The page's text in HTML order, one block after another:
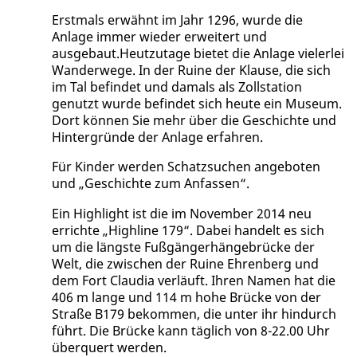
Erstmals erwähnt im Jahr 1296, wurde die
Anlage immer wieder erweitert und
ausgebaut.Heutzutage bietet die Anlage vielerlei
Wanderwege. In der Ruine der Klause, die sich
im Tal befindet und damals als Zollstation
genutzt wurde befindet sich heute ein Museum.
Dort können Sie mehr über die Geschichte und
Hintergründe der Anlage erfahren.
Für Kinder werden Schatzsuchen angeboten
und „Geschichte zum Anfassen“.
Ein Highlight ist die im November 2014 neu
errichte „Highline 179“. Dabei handelt es sich
um die längste Fußgängerhängebrücke der
Welt, die zwischen der Ruine Ehrenberg und
dem Fort Claudia verläuft. Ihren Namen hat die
406 m lange und 114 m hohe Brücke von der
Straße B179 bekommen, die unter ihr hindurch
führt. Die Brücke kann täglich von 8-22.00 Uhr
überquert werden.